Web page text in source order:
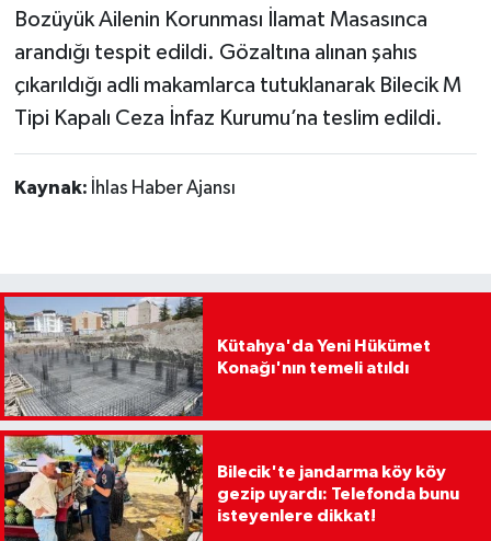
Bozüyük Ailenin Korunması İlamat Masasınca
arandığı tespit edildi. Gözaltına alınan şahıs
çıkarıldığı adli makamlarca tutuklanarak Bilecik M
Tipi Kapalı Ceza İnfaz Kurumu’na teslim edildi.
Kaynak: İhlas Haber Ajansı
Kütahya'da Yeni Hükümet
Konağı'nın temeli atıldı
Bilecik'te jandarma köy köy
gezip uyardı: Telefonda bunu
isteyenlere dikkat!